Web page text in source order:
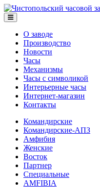
О заводе
Производство
Новости
Часы
Механизмы
Часы с символикой
Интерьерные часы
Интернет-магазин
Контакты
Командирские
Командирские-АПЗ
Амфибия
Женские
Восток
Партнер
Специальные
AMFIBIA